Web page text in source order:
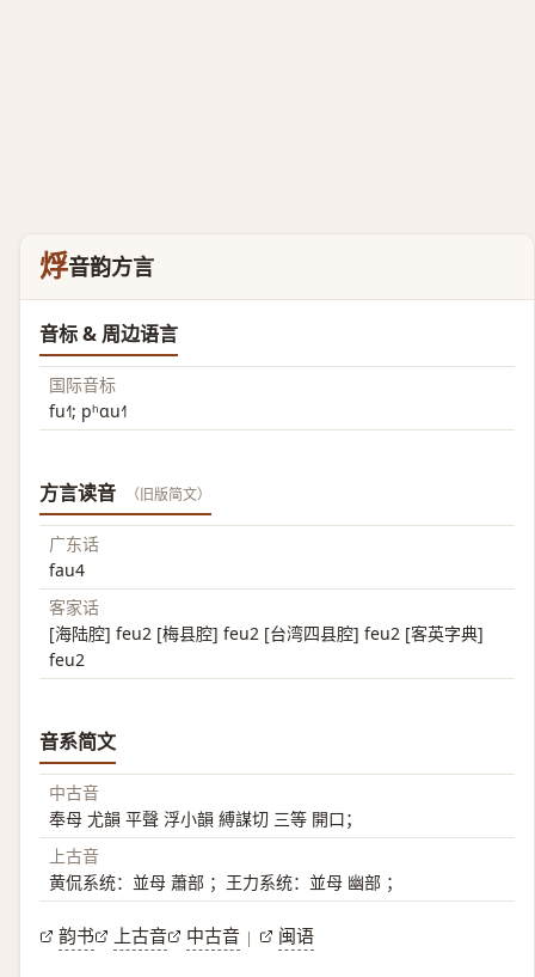
烰音韵方言
音标 & 周边语言
国际音标
fu˧˥; pʰɑu˧˥
方言读音 （旧版简文）
广东话
fau4
客家话
[海陆腔] feu2 [梅县腔] feu2 [台湾四县腔] feu2 [客英字典]
feu2
音系简文
中古音
奉母 尤韻 平聲 浮小韻 縛謀切 三等 開口；
上古音
黄侃系统：並母 蕭部 ；王力系统：並母 幽部 ；
韵书 上古音 中古音 | 闽语